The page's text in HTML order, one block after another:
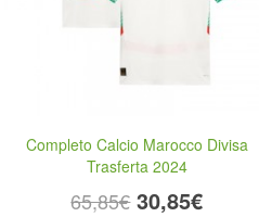
Completo Calcio Marocco Divisa
Trasferta 2024
65,85€ 30,85€